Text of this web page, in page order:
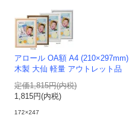
アロール OA額 A4 (210×297mm)
木製 大仙 軽量 アウトレット品
定価1,815円(内税)
1,815円(内税)
172×247